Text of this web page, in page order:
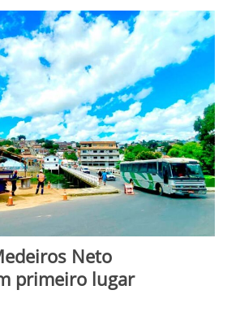
Neto
primeiro lugar